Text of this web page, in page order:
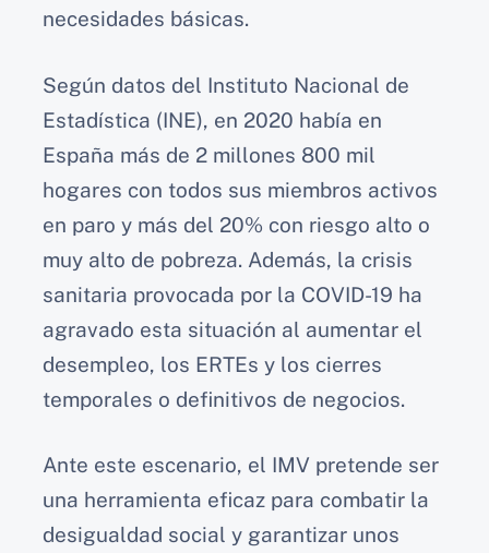
necesidades básicas.
Según datos del Instituto Nacional de
Estadística (INE), en 2020 había en
España más de 2 millones 800 mil
hogares con todos sus miembros activos
en paro y más del 20% con riesgo alto o
muy alto de pobreza. Además, la crisis
sanitaria provocada por la COVID-19 ha
agravado esta situación al aumentar el
desempleo, los ERTEs y los cierres
temporales o definitivos de negocios.
Ante este escenario, el IMV pretende ser
una herramienta eficaz para combatir la
desigualdad social y garantizar unos